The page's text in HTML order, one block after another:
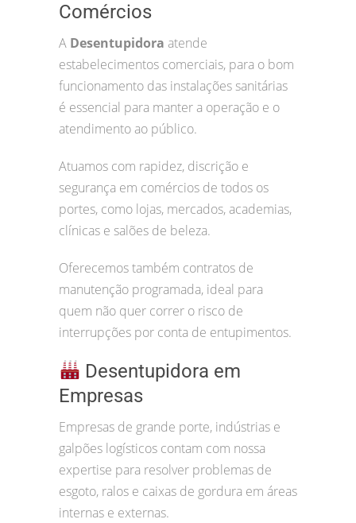
Comércios
A Desentupidora atende
estabelecimentos comerciais, para o bom
funcionamento das instalações sanitárias
é essencial para manter a operação e o
atendimento ao público.
Atuamos com rapidez, discrição e
segurança em comércios de todos os
portes, como lojas, mercados, academias,
clínicas e salões de beleza.
Oferecemos também contratos de
manutenção programada, ideal para
quem não quer correr o risco de
interrupções por conta de entupimentos.
Desentupidora em
Empresas
Empresas de grande porte, indústrias e
galpões logísticos contam com nossa
expertise para resolver problemas de
esgoto, ralos e caixas de gordura em áreas
internas e externas.